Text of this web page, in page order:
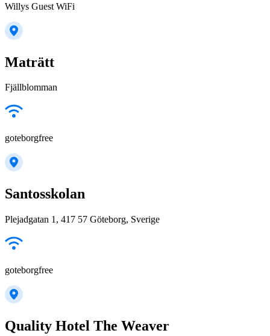
Willys Guest WiFi
Maträtt
Fjällblomman
goteborgfree
Santosskolan
Plejadgatan 1, 417 57 Göteborg, Sverige
goteborgfree
Quality Hotel The Weaver